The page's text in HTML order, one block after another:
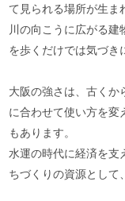
て見られる場所が生ま
川の向こうに広がる
を歩くだけでは気づき
大阪の強さは、古くか
に合わせて使い方を変
もあります。
水運の時代に経済を支
ちづくりの資源として